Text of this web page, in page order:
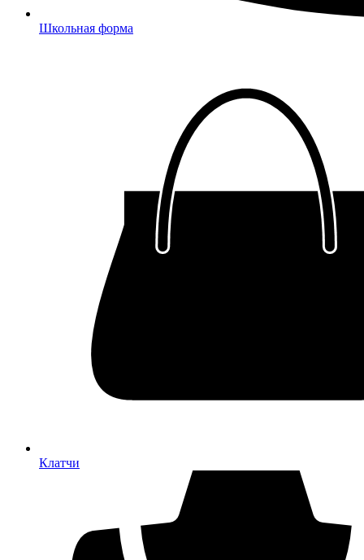
Школьная форма
Клатчи